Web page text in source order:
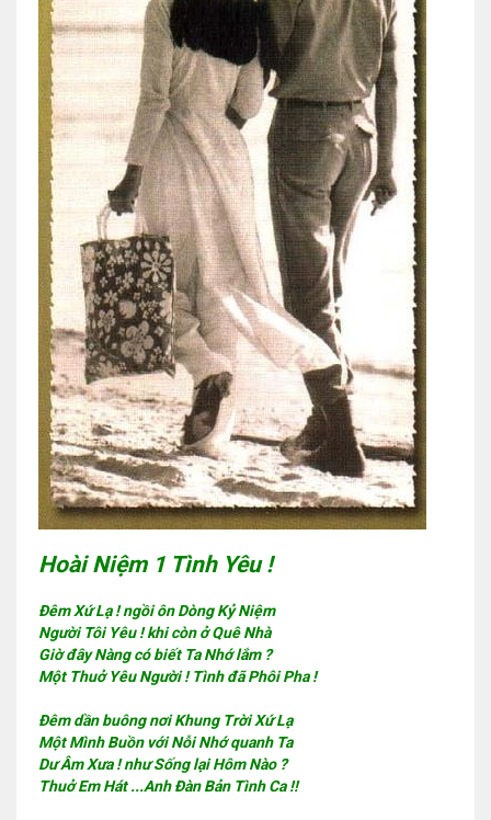
Hoài Niệm 1 Tình Yêu !
Đêm Xứ Lạ ! ngồi ôn Dòng Kỷ Niệm
Người Tôi Yêu ! khi còn ở Quê Nhà
Giờ đây Nàng có biết Ta Nhớ lắm ?
Một Thuở Yêu Người ! Tình đã Phôi Pha !
Đêm dần buông nơi Khung Trời Xứ Lạ
Một Mình Buồn với Nỗi Nhớ quanh Ta
Dư Âm Xưa ! như Sống lại Hôm Nào ?
Thuở Em Hát ...Anh Đàn Bản Tình Ca !!